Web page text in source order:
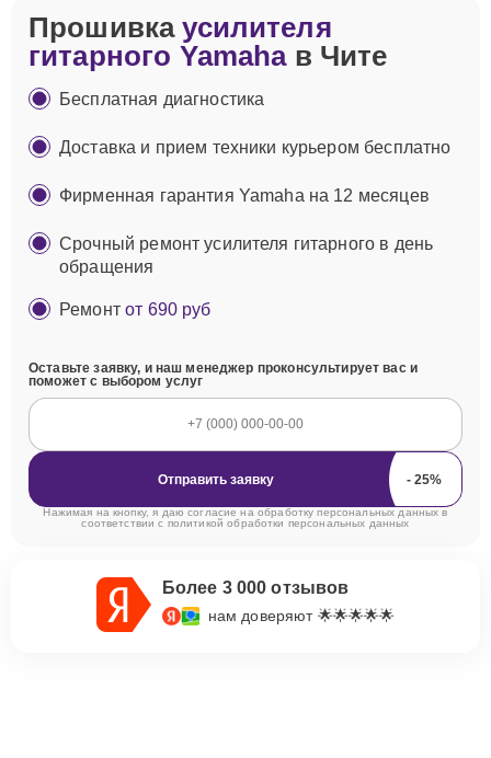
Прошивкаусилителя
гитарного Yamahaв Чите
Бесплатная диагностика
Доставка и прием техники курьером бесплатно
Фирменная гарантия Yamaha на 12 месяцев
Срочный ремонт усилителя гитарного в день
обращения
Ремонтот 690 руб
Оставьте заявку, и наш менеджер проконсультирует вас и
поможет с выбором услуг
Отправить заявку
Нажимая на кнопку, я даю согласие на обработку персональных данных в
соответствии с политикой обработки персональных данных
Более 3 000 отзывов
нам доверяют 🌟🌟🌟🌟🌟